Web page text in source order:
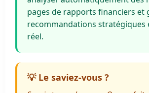
pages de rapports financiers et
recommandations stratégiques
réel.
💡 Le saviez-vous ?